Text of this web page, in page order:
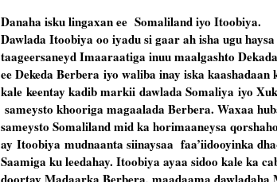
Danaha isku lingaxan ee Somaliland iyo Itoobiya.
Dawlada Itoobiya oo iyadu si gaar ah isha ugu
taageersaneyd Imaaraatiga inuu maalgashto
ee Dekeda Berbera iyo waliba inay iska
kale keentay kadib markii dawlada Somaliya iyo
sameysto khooriga magaalada Berbera. Waxaa
sameysto Somaliland mid ka horimaaneysa
ay Itoobiya mudnaanta siinaysaa faa’iidooyinka
Saamiga ku leedahay. Itoobiya ayaa sidoo kale ka